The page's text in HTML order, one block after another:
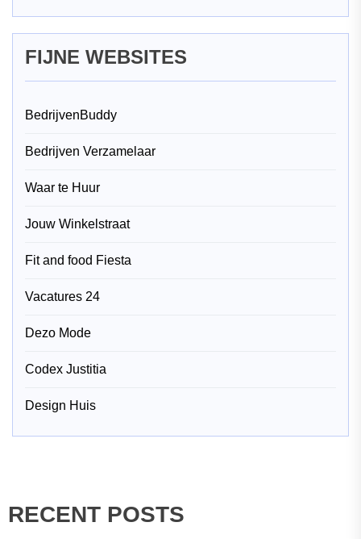
FIJNE WEBSITES
BedrijvenBuddy
Bedrijven Verzamelaar
Waar te Huur
Jouw Winkelstraat
Fit and food Fiesta
Vacatures 24
Dezo Mode
Codex Justitia
Design Huis
RECENT POSTS